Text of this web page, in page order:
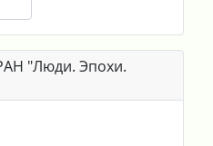
"Люди. Эпохи.